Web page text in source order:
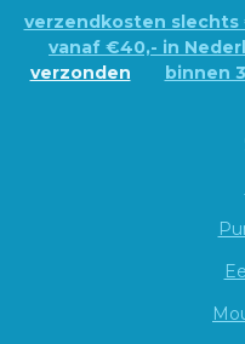
verzendkosten slechts
vanaf €40,- in
verzonden
binnen